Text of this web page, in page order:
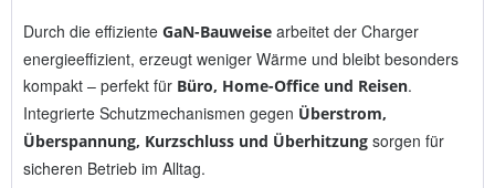
Durch die effiziente GaN-Bauweise arbeitet der Charger
energieeffizient, erzeugt weniger Wärme und bleibt besonders
kompakt – perfekt für Büro, Home-Office und Reisen.
Integrierte Schutzmechanismen gegen Überstrom,
Überspannung, Kurzschluss und Überhitzung sorgen für
sicheren Betrieb im Alltag.